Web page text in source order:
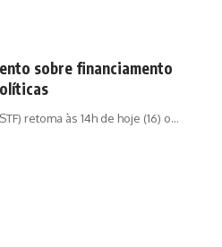
sobre financiamento
retoma às 14h de hoje (16) o…